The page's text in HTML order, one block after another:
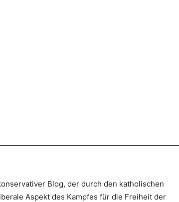
Blog, der durch den katholischen
Aspekt des Kampfes für die Freiheit der